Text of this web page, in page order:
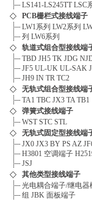
LS141-LS245TT LSC
PCB栅栏式接线端子
LW1系列 LW2系列
列 LW6系列
轨道式组合型接线端
TBD JH5 TK JDG
JF5 UL-UK UL-SAK
JH9 IN TR TC2
无轨式组合型接线端
TA1 TBC JX3 TA TB1
弹簧式接线端子
WST STC STL
无轨式固定型接线端
JX0 JX3 BY PS AZ
H3801 空调端子
JSJ
其他类型接线端子
光电耦合端子/继电器
组 JBK 面板端子